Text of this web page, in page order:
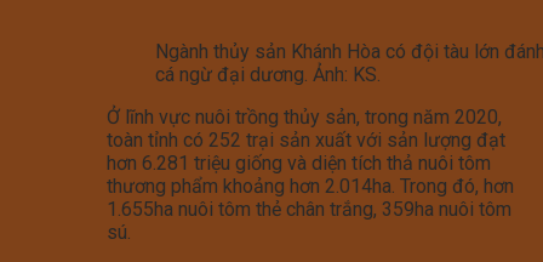
Ngành thủy sản Khánh Hòa có đội tàu lớn
cá ngừ đại dương. Ảnh: KS.
Ở lĩnh vực nuôi trồng thủy sản, trong năm 2020,
toàn tỉnh có 252 trại sản xuất với sản lượng đạt
hơn 6.281 triệu giống và diện tích thả nuôi tôm
thương phẩm khoảng hơn 2.014ha. Trong đó, hơn
1.655ha nuôi tôm thẻ chân trắng, 359ha nuôi tôm
sú.